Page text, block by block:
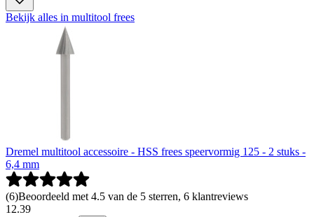
Bekijk alles in multitool frees
Dremel multitool accessoire - HSS frees speervormig 125 - 2 stuks -
6,4 mm
(6)Beoordeeld met 4.5 van de 5 sterren, 6 klantreviews
12.39